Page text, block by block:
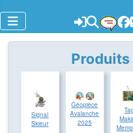
Signal
Skieur
Géopièce
Avalanche
2025
Tag